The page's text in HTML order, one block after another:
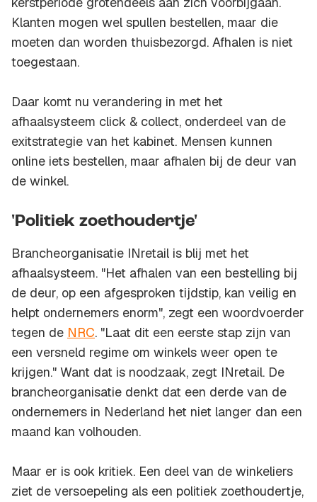
Klanten mogen wel spullen bestellen, maar die
moeten dan worden thuisbezorgd. Afhalen is niet
toegestaan.
Daar komt nu verandering in met het
afhaalsysteem click & collect, onderdeel van de
exitstrategie van het kabinet. Mensen kunnen
online iets bestellen, maar afhalen bij de deur van
de winkel.
'Politiek zoethoudertje'
Brancheorganisatie INretail is blij met het
afhaalsysteem. "Het afhalen van een bestelling bij
de deur, op een afgesproken tijdstip, kan veilig en
helpt ondernemers enorm", zegt een woordvoerder
tegen de NRC. "Laat dit een eerste stap zijn van
een versneld regime om winkels weer open te
krijgen." Want dat is noodzaak, zegt INretail. De
brancheorganisatie denkt dat een derde van de
ondernemers in Nederland het niet langer dan een
maand kan volhouden.
Maar er is ook kritiek. Een deel van de winkeliers
ziet de versoepeling als een politiek zoethoudertje,